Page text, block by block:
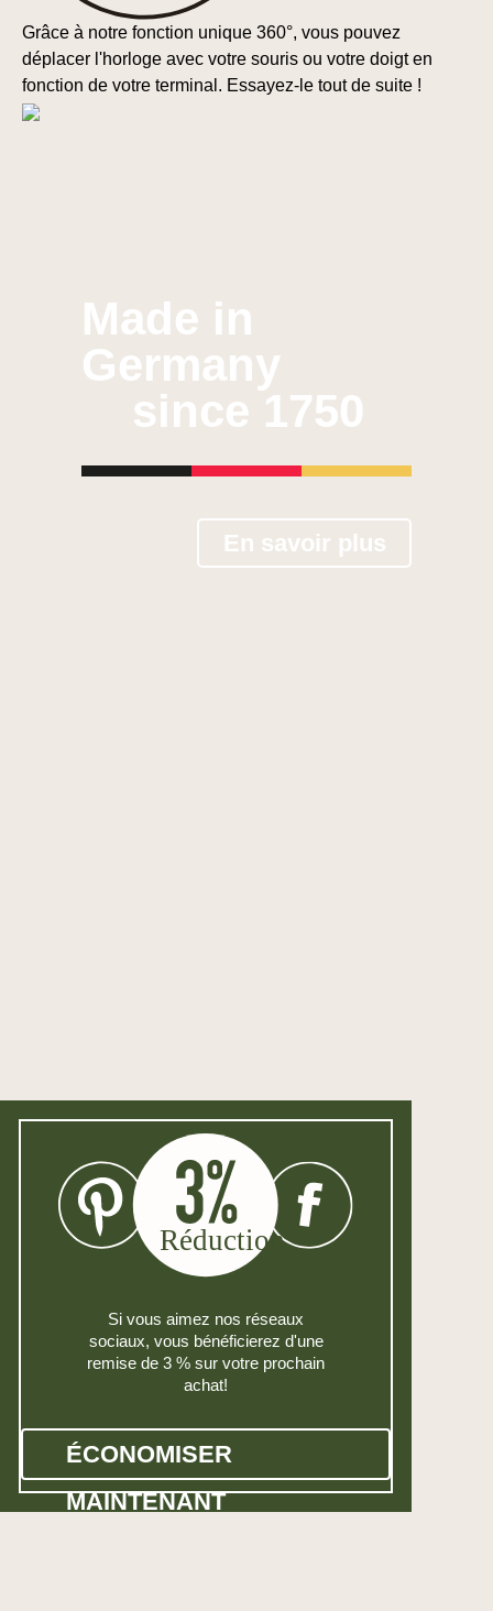
Grâce à notre fonction unique 360°, vous pouvez
déplacer l'horloge avec votre souris ou votre doigt en
fonction de votre terminal. Essayez-le tout de suite !
Made in
Germany
since 1750
En savoir plus
Si vous aimez nos réseaux
sociaux, vous bénéficierez d'une
remise de 3 % sur votre prochain
achat!
ÉCONOMISER
MAINTENANT